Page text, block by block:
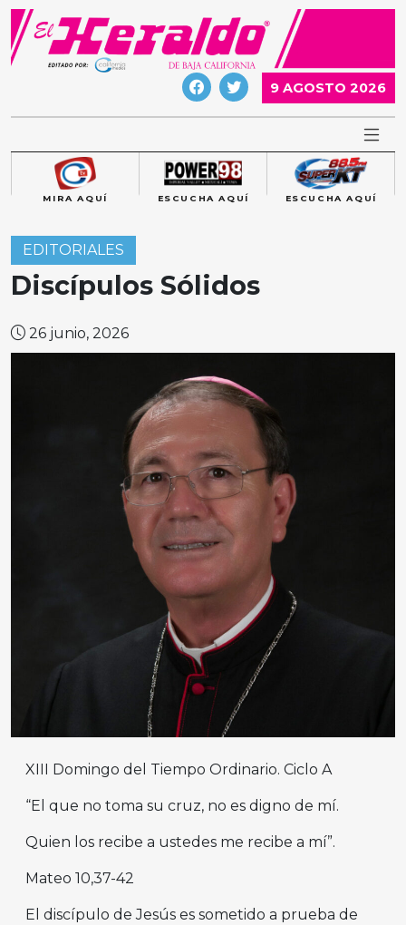
Skip
content
9 AGOSTO 2026
MIRA AQUÍ ESCUCHA AQUÍ ESCUCHA AQUÍ
EDITORIALES
Discípulos Sólidos
26 junio, 2026
XIII Domingo del Tiempo Ordinario. Ciclo A
“El que no toma su cruz, no es digno de mí.
Quien los recibe a ustedes me recibe a mí”.
Mateo 10,37-42
El discípulo de Jesús es sometido a prueba de